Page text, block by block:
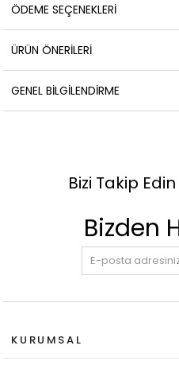
ÖDEME SEÇENEKLERI
ÜRÜN ÖNERILERI
GENEL BILGILENDIRME
Bizi Takip Edin
Bizden
KURUMSAL